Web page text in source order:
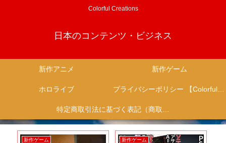
Colorful Creations
日本のコンテンツ・ビジネス
新作アニメ 新作ゲーム
ホロライブ プライバシーポリシー 【Colorful Creation】
特定商取引法に基づく表記（商取引に関する開示）
新作ゲーム 新作ゲーム